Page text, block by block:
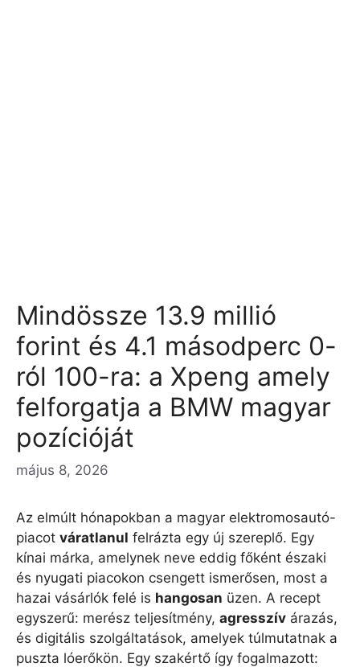
Mindössze 13.9 millió
forint és 4.1 másodperc 0-
ról 100-ra: a Xpeng amely
felforgatja a BMW magyar
pozícióját
május 8, 2026
Az elmúlt hónapokban a magyar elektromosautó-
piacot váratlanul felrázta egy új szereplő. Egy
kínai márka, amelynek neve eddig főként északi
és nyugati piacokon csengett ismerősen, most a
hazai vásárlók felé is hangosan üzen. A recept
egyszerű: merész teljesítmény, agresszív árazás,
és digitális szolgáltatások, amelyek túlmutatnak a
puszta lóerőkön. Egy szakértő így fogalmazott: